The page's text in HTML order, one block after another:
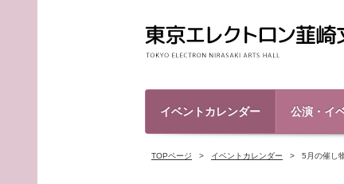
イベントカレンダー 公演・イ
TOPページ イベントカレンダー 5月の催し